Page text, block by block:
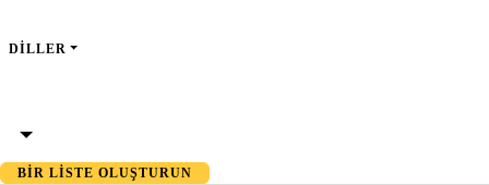
DILLER
BIR LISTE OLUŞTURUN